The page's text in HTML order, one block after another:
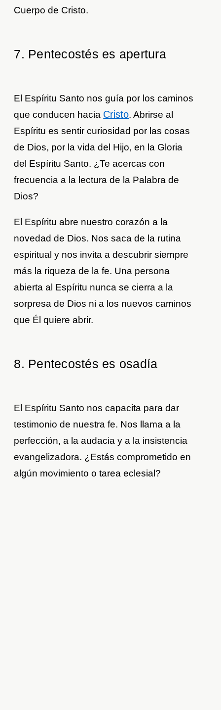
Cuerpo de Cristo.
7. Pentecostés es apertura
El Espíritu Santo nos guía por los caminos
que conducen hacia Cristo. Abrirse al
Espíritu es sentir curiosidad por las cosas
de Dios, por la vida del Hijo, en la Gloria
del Espíritu Santo. ¿Te acercas con
frecuencia a la lectura de la Palabra de
Dios?
El Espíritu abre nuestro corazón a la
novedad de Dios. Nos saca de la rutina
espiritual y nos invita a descubrir siempre
más la riqueza de la fe. Una persona
abierta al Espíritu nunca se cierra a la
sorpresa de Dios ni a los nuevos caminos
que Él quiere abrir.
8. Pentecostés es osadía
El Espíritu Santo nos capacita para dar
testimonio de nuestra fe. Nos llama a la
perfección, a la audacia y a la insistencia
evangelizadora. ¿Estás comprometido en
algún movimiento o tarea eclesial?